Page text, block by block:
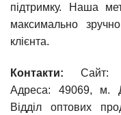
підтримку. Наша
максимально
клієнта.
Контакти: Сайт:
Адреса: 49069, м.
Відділ оптових